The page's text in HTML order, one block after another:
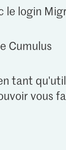
le login
Cumulus
tant
vous